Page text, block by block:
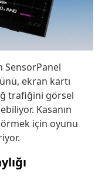
SensorPanel
ekran kartı
trafiğini görsel
Kasanın
için oyunu